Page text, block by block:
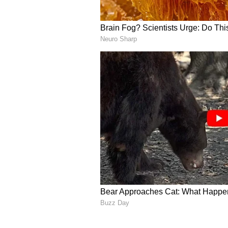
Aman Sehrawat, Indian
అక్క‌డి నుంచి అనేక పెద్ద టోర్నీల‌లో
2022 ఆసియా గేమ్స్‌లో 57 కిలోల
ఛాంపియన్‌షిప్‌లో బంగారు పతకాన్ని
టోర్నమెంట్‌లో బంగారు పతకాన్ని